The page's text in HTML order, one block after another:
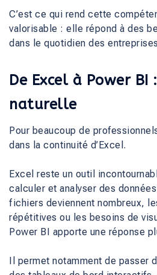
C’est ce qui rend cette
valorisable : elle répond à des
dans le quotidien des
De Excel à Power
naturelle
Pour beaucoup de
dans la continuité d’Excel.
Excel reste un outil
calculer et analyser des
fichiers deviennent nombreux,
répétitives ou les besoins de
Power BI apporte une réponse
Il permet notamment de passer